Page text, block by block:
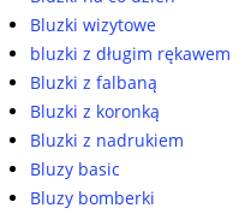
Bluzki wizytowe
bluzki z długim rękawem
Bluzki z falbaną
Bluzki z koronką
Bluzki z nadrukiem
Bluzy basic
Bluzy bomberki